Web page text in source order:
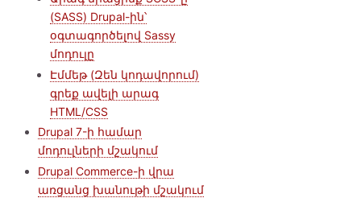
(SASS) Drupal-ին՝
օգտագործելով Sassy
մոդուլը
Էմմեթ (Զեն կոդավորում)
գրեք ավելի արագ
HTML/CSS
Drupal 7-ի համար
մոդուլների մշակում
Drupal Commerce-ի վրա
առցանց խանութի մշակում